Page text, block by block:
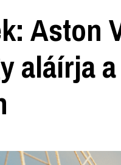
Aston
aláírja a